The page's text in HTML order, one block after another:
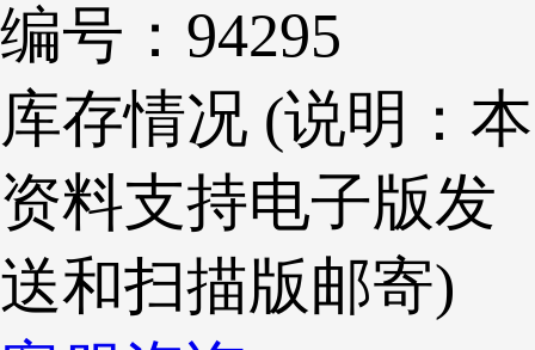
编号：94295
库存情况 (说明：本
资料支持电子版发
送和扫描版邮寄)